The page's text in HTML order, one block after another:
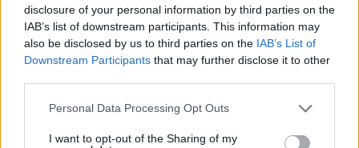
disclosure of your personal information by third parties on the
IAB’s list of downstream participants. This information may
also be disclosed by us to third parties on the IAB’s List of
Downstream Participants that may further disclose it to other
Please note that this website/app uses one or more Google
not limited to your visit or usage behaviour. You may click to
Personal Data Processing Opt Outs
I want to opt-out of the Sharing of my